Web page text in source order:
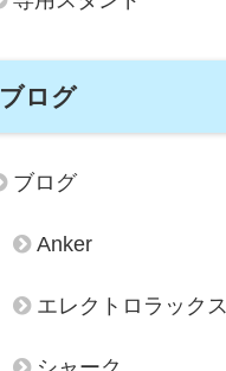
ブログ
ブログ
Anker
エレクトロラックス